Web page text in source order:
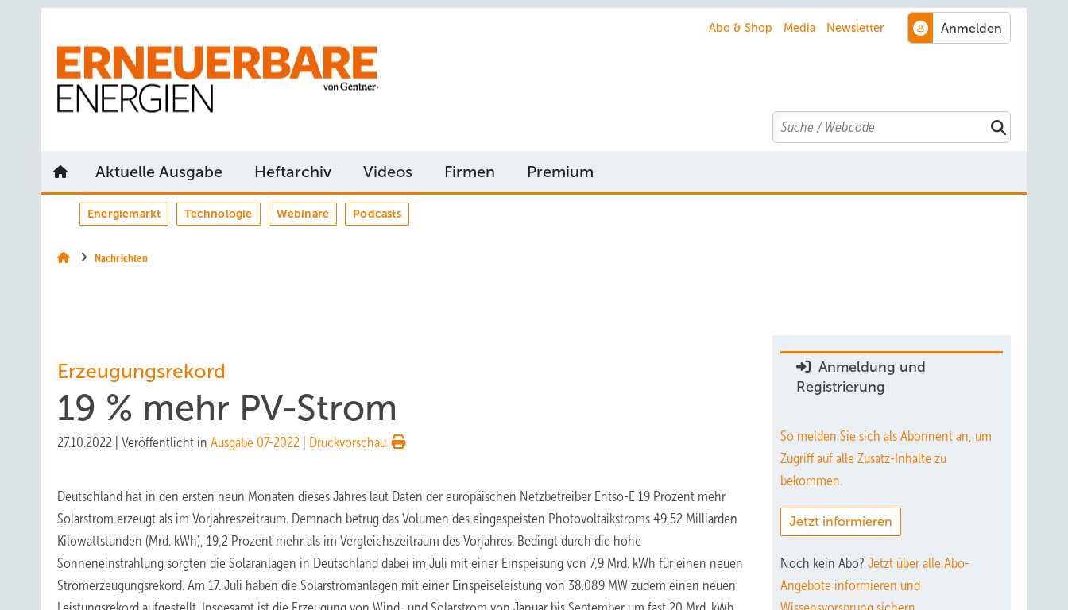
Abo & Shop Media Newsletter
Search
Aktuelle Ausgabe Heftarchiv Videos Firmen Premium
Energiemarkt Technologie Webinare Podcasts
Nachrichten
Erzeugungsrekord
19 % mehr PV-Strom
27.10.2022 Veröffentlicht in Ausgabe 07-2022 Druckvorschau
Deutschland hat in den ersten neun Monaten dieses Jahres laut Daten der europäischen Netzbetreiber Entso-E 19 Prozent mehr
Solarstrom erzeugt als im Vorjahreszeitraum. Demnach betrug das Volumen des eingespeisten Photovoltaikstroms 49,52 Milliarden
Kilowattstunden (Mrd. kWh), 19,2 Prozent mehr als im Vergleichszeitraum des Vorjahres. Bedingt durch die hohe
Sonneneinstrahlung sorgten die Solaranlagen in Deutschland dabei im Juli mit einer Einspeisung von 7,9 Mrd. kWh für einen neuen
Stromerzeugungsrekord. Am 17. Juli haben die Solarstromanlagen mit einer Einspeiseleistung von 38.089 MW zudem einen neuen
Anmeldung und
Registrierung
So melden Sie sich als Abonnent an, um
Zugriff auf alle Zusatz-Inhalte zu
bekommen.
Jetzt informieren
Noch kein Abo? Jetzt über alle Abo-
Angebote informieren und